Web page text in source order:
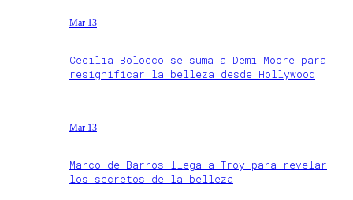
Mar 13
Cecilia Bolocco se suma a Demi Moore para
resignificar la belleza desde Hollywood
Mar 13
Marco de Barros llega a Troy para revelar
los secretos de la belleza